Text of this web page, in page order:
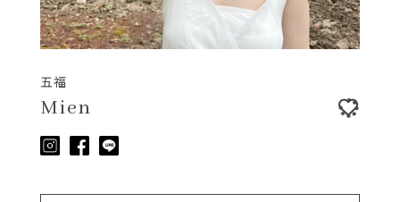
五福
Mien